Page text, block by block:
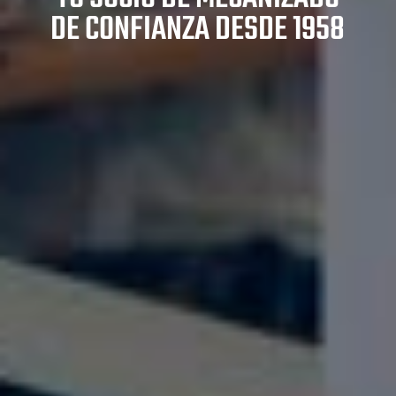
DE CONFIANZA DESDE 1958